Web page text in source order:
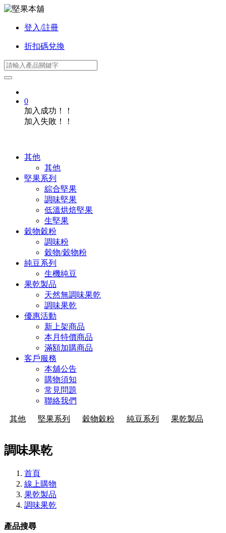
登入/註冊
折扣碼兌換
0
加入成功！！
加入失敗！！
其他
其他
堅果系列
綜合堅果
調味堅果
低溫烘焙堅果
生堅果
穀物穀粉
調味粉
穀物/穀物粉
純豆系列
生機純豆
果乾製品
天然無調味果乾
調味果乾
優惠活動
新上架商品
本月特價商品
滿額加購商品
客戶服務
本舖公告
購物須知
常見問題
聯絡我們
其他 堅果系列 穀物穀粉 純豆系列 果乾製品
調味果乾
首頁
線上購物
果乾製品
調味果乾
產品搜尋